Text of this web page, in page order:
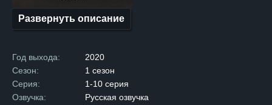
которые помогают героям
Развернуть описание
Год выхода:
2020
Сезон:
1 сезон
Серия:
1-10 серия
Озвучка:
Русская озвучка